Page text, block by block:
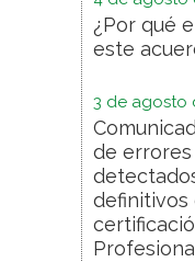
¿Por qué
este
3 de agosto
de
definitivos